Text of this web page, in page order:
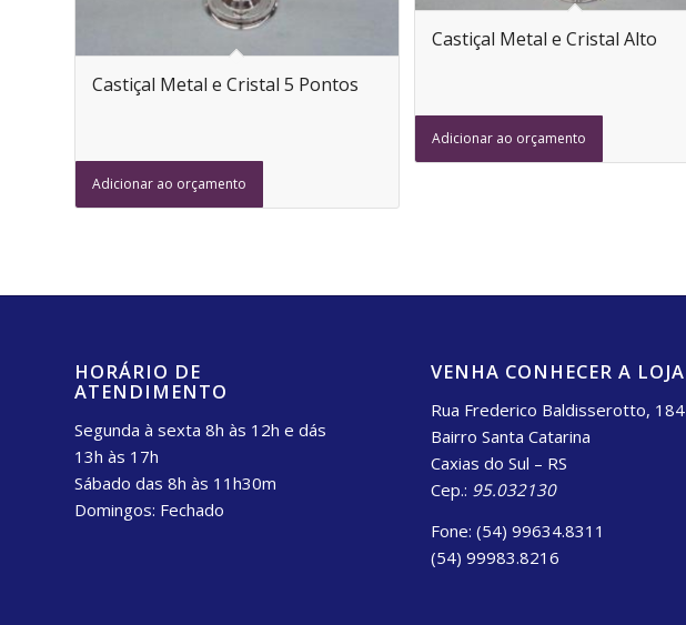
Castiçal Metal e Cristal 5 Pontos
Adicionar ao orçamento
Castiçal Metal e Cristal Alto
Adicionar ao orçamento
HORÁRIO DE
ATENDIMENTO
Segunda à sexta 8h às 12h e dás
13h às 17h
Sábado das 8h às 11h30m
Domingos: Fechado
VENHA CONHECER A LOJA
Rua Frederico Baldisserotto, 184
Bairro Santa Catarina
Caxias do Sul – RS
Cep.: 95.032130
Fone: (54) 99634.8311
(54) 99983.8216